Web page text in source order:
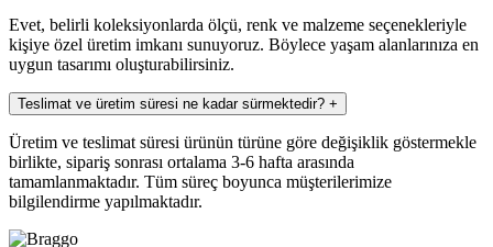
Evet, belirli koleksiyonlarda ölçü, renk ve malzeme seçenekleriyle
kişiye özel üretim imkanı sunuyoruz. Böylece yaşam alanlarınıza en
uygun tasarımı oluşturabilirsiniz.
Teslimat ve üretim süresi ne kadar sürmektedir? +
Üretim ve teslimat süresi ürünün türüne göre değişiklik göstermekle
birlikte, sipariş sonrası ortalama 3-6 hafta arasında
tamamlanmaktadır. Tüm süreç boyunca müşterilerimize
bilgilendirme yapılmaktadır.